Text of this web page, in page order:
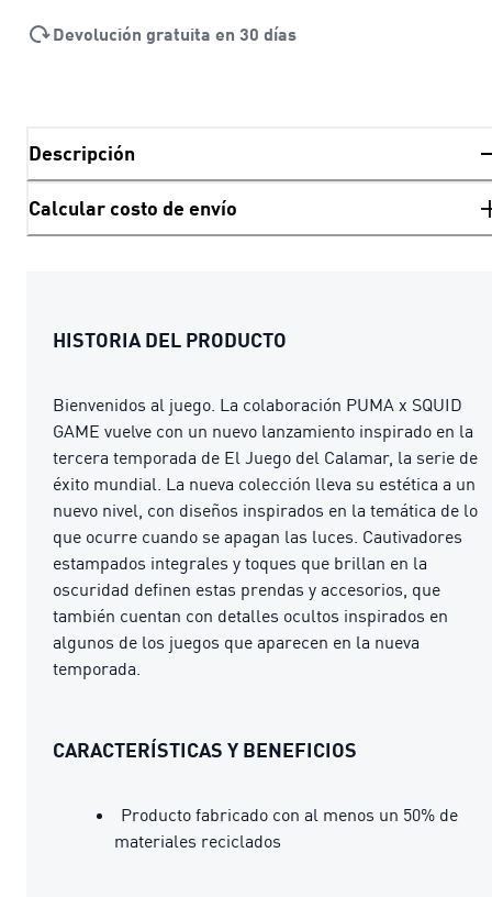
Devolución gratuita en 30 días
Descripción
Calcular costo de envío
HISTORIA DEL PRODUCTO
Bienvenidos al juego. La colaboración PUMA x SQUID
GAME vuelve con un nuevo lanzamiento inspirado en la
tercera temporada de El Juego del Calamar, la serie de
éxito mundial. La nueva colección lleva su estética a un
nuevo nivel, con diseños inspirados en la temática de lo
que ocurre cuando se apagan las luces. Cautivadores
estampados integrales y toques que brillan en la
oscuridad definen estas prendas y accesorios, que
también cuentan con detalles ocultos inspirados en
algunos de los juegos que aparecen en la nueva
temporada.
CARACTERÍSTICAS Y BENEFICIOS
Producto fabricado con al menos un 50% de
materiales reciclados